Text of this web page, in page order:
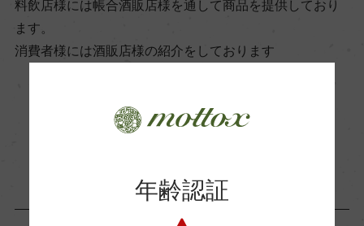
ー
海外ワイン専門誌評価歴
ー
料飲店様には帳合酒販店様を通して商品を提供しており
ます。
消費者様には酒販店様の紹介をしております
お取り寄せ可能店一覧はこちら
年齢認証